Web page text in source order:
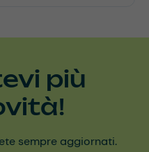
più
sempre aggiornati.